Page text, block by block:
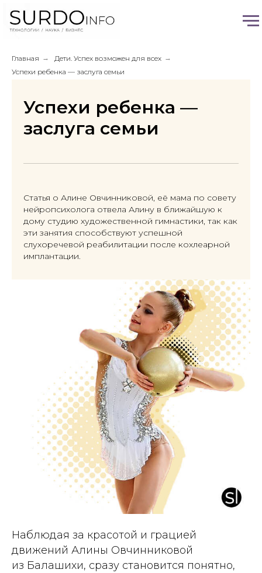
Главная → Дети. Успех возможен для всех →
Успехи ребенка — заслуга семьи
Успехи ребенка —
заслуга семьи
Статья о Алине Овчинниковой, её мама по совету
нейропсихолога отвела Алину в ближайшую к
дому студию художественной гимнастики, так как
эти занятия способствуют успешной
слухоречевой реабилитации после кохлеарной
имплантации.
Наблюдая за красотой и грацией
движений Алины Овчинниковой
из Балашихи, сразу становится понятно,